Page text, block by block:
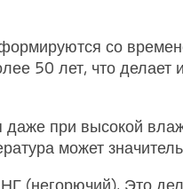
со
50 лет, что делает
при высокой
может